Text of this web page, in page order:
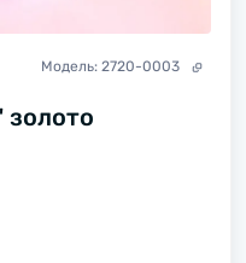
Модель: 2720-0003